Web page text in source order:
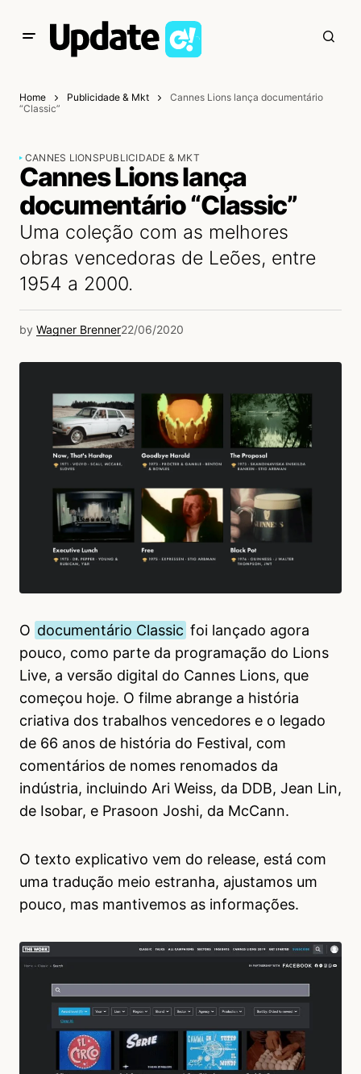
Home Publicidade & Mkt
Cannes Lions lança documentário
“Classic”
CANNES LIONSPUBLICIDADE & MKT
Cannes Lions lança
documentário “Classic”
Uma coleção com as melhores
obras vencedoras de Leões, entre
1954 a 2000.
by Wagner Brenner22/06/2020
O documentário Classic foi lançado agora
pouco, como parte da programação do Lions
Live, a versão digital do Cannes Lions, que
começou hoje. O filme abrange a história
criativa dos trabalhos vencedores e o legado
de 66 anos de história do Festival, com
comentários de nomes renomados da
indústria, incluindo Ari Weiss, da DDB, Jean Lin,
de Isobar, e Prasoon Joshi, da McCann.
O texto explicativo vem do release, está com
uma tradução meio estranha, ajustamos um
pouco, mas mantivemos as informações.